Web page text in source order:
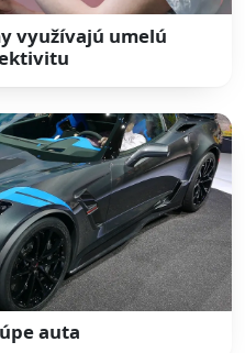
využívajú umelú
auta